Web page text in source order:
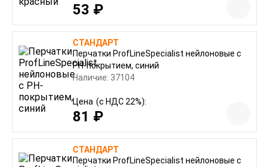
53 ₽
СТАНДАРТ
Перчатки ProfLineSpecialist нейлоновые с
РН-покрытием, синий
Наличие: 37104
Цена (с НДС 22%):
81 ₽
СТАНДАРТ
Перчатки ProfLineSpecialist нейлоновые с